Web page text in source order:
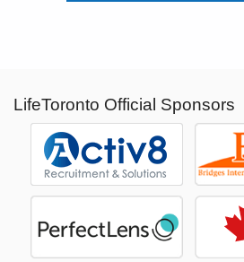
LifeToronto Official Sponsors